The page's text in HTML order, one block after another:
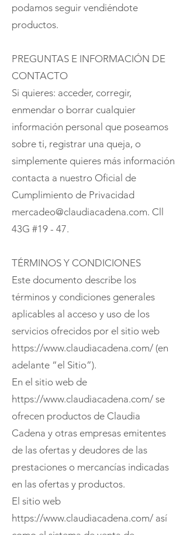
podamos seguir vendiéndote
productos.
PREGUNTAS E INFORMACIÓN DE
CONTACTO
Si quieres: acceder, corregir,
enmendar o borrar cualquier
información personal que poseamos
sobre ti, registrar una queja, o
simplemente quieres más información
contacta a nuestro Oficial de
Cumplimiento de Privacidad
mercadeo@claudiacadena.com. Cll
43G #19 - 47.
TÉRMINOS Y CONDICIONES
Este documento describe los
términos y condiciones generales
aplicables al acceso y uso de los
servicios ofrecidos por el sitio web
https://www.claudiacadena.com/ (en
adelante “el Sitio”).
En el sitio web de
https://www.claudiacadena.com/ se
ofrecen productos de Claudia
Cadena y otras empresas emitentes
de las ofertas y deudores de las
prestaciones o mercancías indicadas
en las ofertas y productos.
El sitio web
https://www.claudiacadena.com/ así